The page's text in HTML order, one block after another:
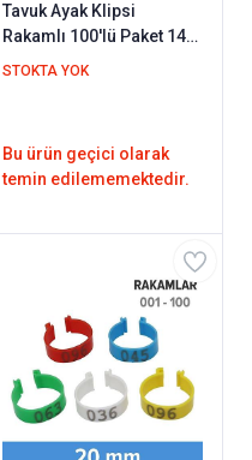
Tavuk Ayak Klipsi
Rakamlı 100'lü Paket 14
mm (Rakamlar 001 - 100
STOKTA YOK
Bu ürün geçici olarak
temin edilememektedir.